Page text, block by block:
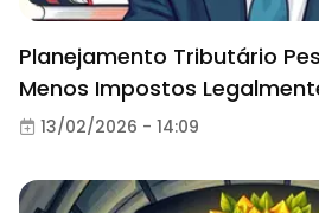
Planejamento Tributário
Menos Impostos
13/02/2026 - 14:09